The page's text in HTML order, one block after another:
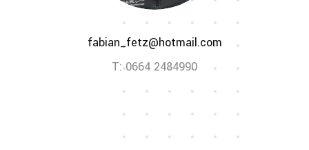
fabian_fetz@hotmail.com
T: 0664 2484990